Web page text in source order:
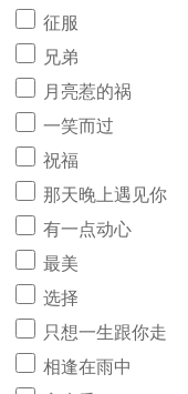
征服
兄弟
月亮惹的祸
一笑而过
祝福
那天晚上遇见你
有一点动心
最美
选择
只想一生跟你走
相逢在雨中